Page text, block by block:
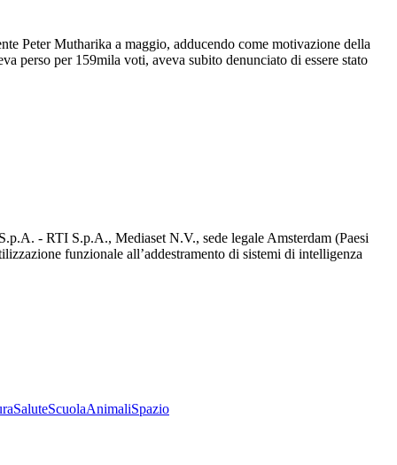
Peter Mutharika a maggio, adducendo come motivazione della
perso per 159mila voti, aveva subito denunciato di essere stato
- RTI S.p.A., Mediaset N.V., sede legale Amsterdam (Paesi
funzionale all’addestramento di sistemi di intelligenza
SaluteScuolaAnimaliSpazio